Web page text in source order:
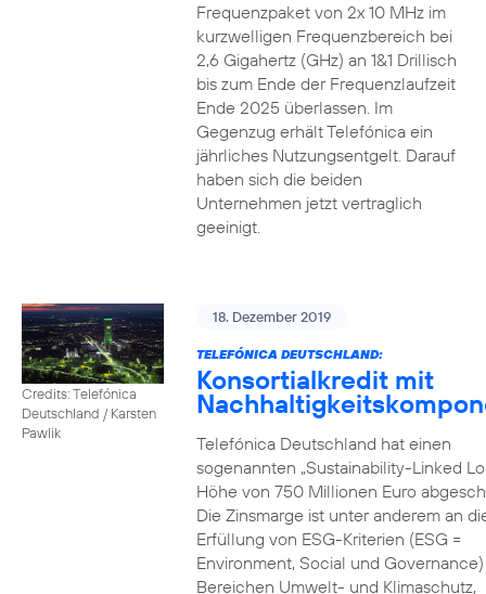
Frequenzpaket von 2x 10 MHz im
kurzwelligen Frequenzbereich bei
2,6 Gigahertz (GHz) an 1&1 Drillisch
bis zum Ende der Frequenzlaufzeit
Ende 2025 überlassen. Im
Gegenzug erhält Telefónica ein
jährliches Nutzungsentgelt. Darauf
haben sich die beiden
Unternehmen jetzt vertraglich
geeinigt.
Credits: Telefónica
Deutschland / Karsten
Pawlik
18. Dezember 2019
TELEFÓNICA DEUTSCHLAND:
Konsortialkredit mit
Telefónica Deutschland hat einen
sogenannten „Sustainability-Linked
Höhe von 750 Millionen Euro
Die Zinsmarge ist unter anderem an
Erfüllung von ESG-Kriterien (ESG =
Environment, Social und
Bereichen Umwelt- und Klimaschutz,